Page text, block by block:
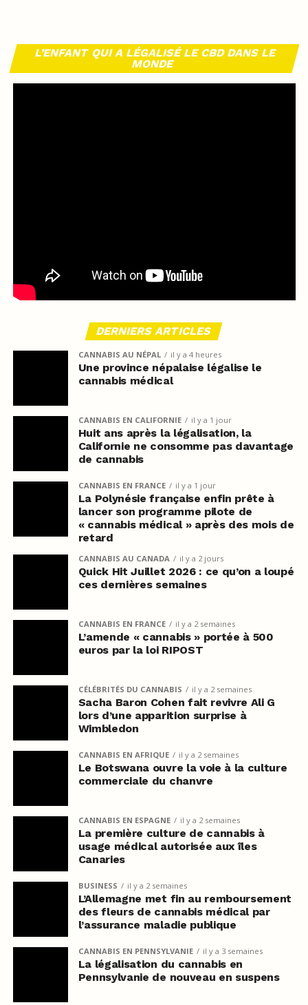
L’ENFANT QUI A LÉGALISÉ LE CBD DANS LE
MONDE
DERNIERS ARTICLES
CANNABIS AU NÉPAL il y a 4 heures
Une province népalaise légalise le
cannabis médical
CANNABIS EN CALIFORNIE il y a 1 jour
Huit ans après la légalisation, la
Californie ne consomme pas davantage
de cannabis
CANNABIS EN FRANCE il y a 1 jour
La Polynésie française enfin prête à
lancer son programme pilote de
« cannabis médical » après des mois de
retard
CANNABIS AU CANADA il y a 2 jours
Quick Hit Juillet 2026 : ce qu’on a loupé
ces dernières semaines
CANNABIS EN FRANCE il y a 2 semaines
L’amende « cannabis » portée à 500
euros par la loi RIPOST
CÉLÉBRITÉS DU CANNABIS il y a 2 semaines
Sacha Baron Cohen fait revivre Ali G
lors d’une apparition surprise à
Wimbledon
CANNABIS EN AFRIQUE il y a 2 semaines
Le Botswana ouvre la voie à la culture
commerciale du chanvre
CANNABIS EN ESPAGNE il y a 2 semaines
La première culture de cannabis à
usage médical autorisée aux îles
Canaries
BUSINESS il y a 2 semaines
L’Allemagne met fin au remboursement
des fleurs de cannabis médical par
l’assurance maladie publique
CANNABIS EN PENNSYLVANIE il y a 3 semaines
La légalisation du cannabis en
Pennsylvanie de nouveau en suspens